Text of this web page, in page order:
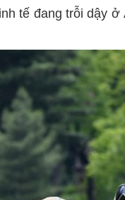
tế đang trỗi dậy